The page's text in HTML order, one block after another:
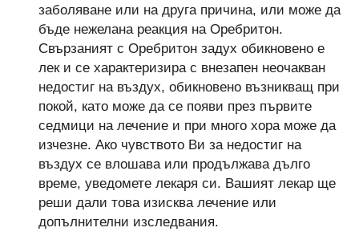
заболяване или на друга причина, или може да
бъде нежелана реакция на Оребритон.
Свързаният с Оребритон задух обикновено е
лек и се характеризира с внезапен неочакван
недостиг на въздух, обикновено възникващ при
покой, като може да се появи през първите
седмици на лечение и при много хора може да
изчезне. Ако чувството Ви за недостиг на
въздух се влошава или продължава дълго
време, уведомете лекаря си. Вашият лекар ще
реши дали това изисква лечение или
допълнителни изследвания.